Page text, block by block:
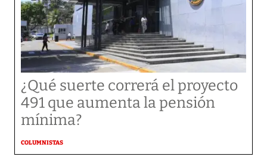
¿Qué suerte correrá el proyecto
491 que aumenta la pensión
mínima?
COLUMNISTAS